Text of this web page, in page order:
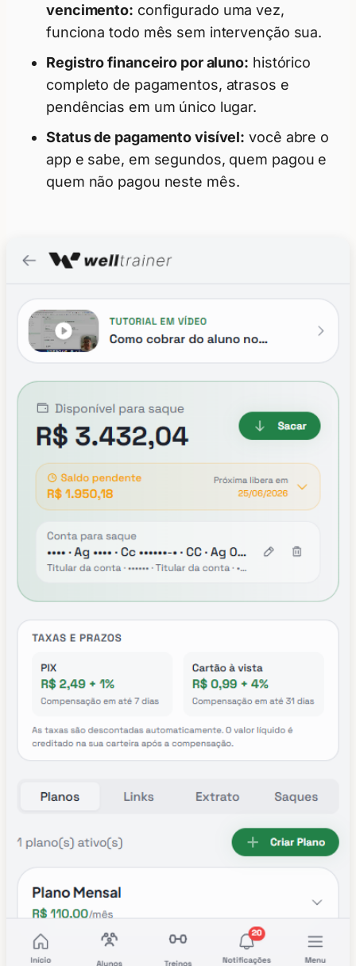
vencimento: configurado uma vez,
funciona todo mês sem intervenção sua.
Registro financeiro por aluno: histórico
completo de pagamentos, atrasos e
pendências em um único lugar.
Status de pagamento visível: você abre o
app e sabe, em segundos, quem pagou e
quem não pagou neste mês.